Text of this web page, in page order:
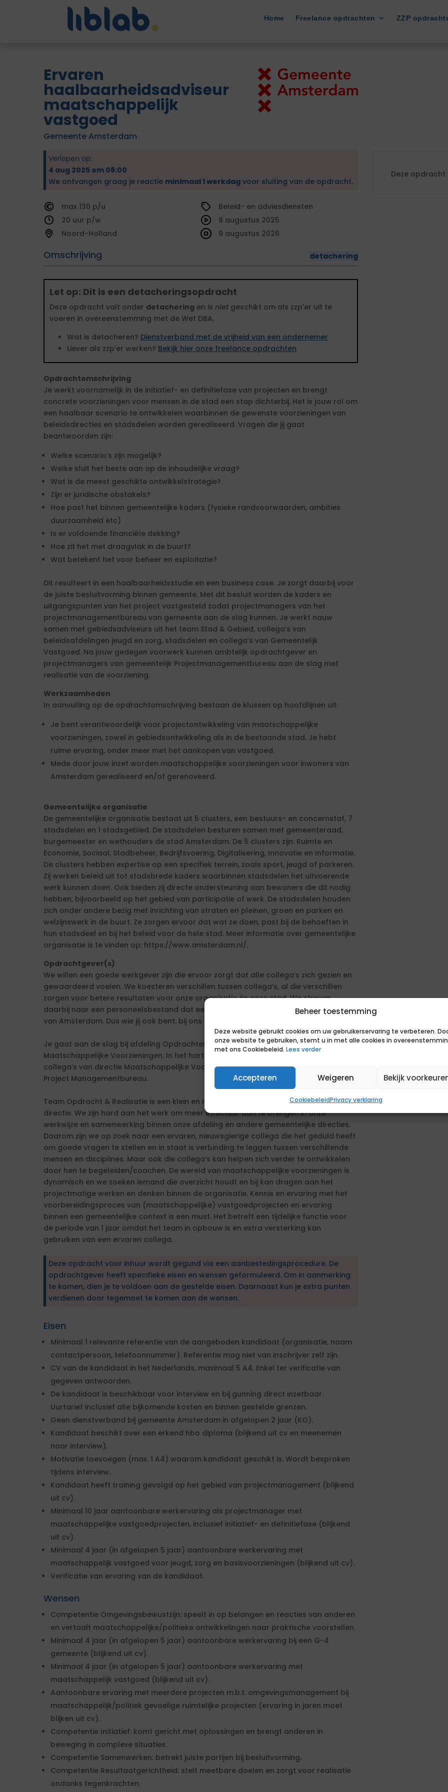
Beheer toestemming
Deze website gebruikt cookies om uw gebruikerservaring te verbeteren.
onze website te gebruiken, stemt u in met alle cookies in
met ons Cookiebeleid. Lees verder
Accepteren Weigeren Bekijk
CookiebeleidPrivacy verklaring
Home Freelance opdrachten ZZP
Ervaren
haalbaarheidsadviseur
maatschappelijk
vastgoed
Gemeente Amsterdam
Verlopen op:
4 aug 2025 om 08:00
We ontvangen graag je reactie minimaal 1 werkdag voor sluiting van de opdracht.
130
20
Noord-Holland
Beleid- en adviesdiensten
Omschrijving detachering
8 augustus 2025
9 augustus 2026
Let op: Dit is een detacheringsopdracht
Deze opdracht valt onder detachering en is niet geschikt om als zzp'er uit te
voeren in overeenstemming met de Wet DBA.
Wat is detacheren? Dienstverband met de vrijheid van een ondernemer
Liever als zzp'er werken? Bekijk hier onze freelance opdrachten
Opdrachtomschrijving
Je werkt voornamelijk in de initiatief- en definitiefase van projecten en brengt
concrete voorzieningen voor mensen in de stad een stap dichterbij. Het is jouw rol om
een haalbaar scenario te ontwikkelen waarbinnen de gewenste voorzieningen van
beleidsdirecties en stadsdelen worden gerealiseerd. Vragen die jij gaat
beantwoorden zijn:
Welke scenario’s zijn mogelijk?
Welke sluit het beste aan op de inhoudelijke vraag?
Wat is de meest geschikte ontwikkelstrategie?
Zijn er juridische obstakels?
Hoe past het binnen gemeentelijke kaders (fysieke randvoorwaarden, ambities
duurzaamheid etc)
Is er voldoende financiële dekking?
Hoe zit het met draagvlak in de buurt?
Wat betekent het voor beheer en exploitatie?
Dit resulteert in een haalbaarheidsstudie en een business case. Je zorgt daarbij voor
de juiste besluitvorming binnen gemeente. Met dit besluit worden de kaders en
uitgangspunten van het project vastgesteld zodat projectmanagers van het
projectmanagementbureau van gemeente aan de slag kunnen. Je werkt nauw
samen met gebiedsadviseurs uit het team Stad & Gebied, collega’s van
beleidsafdelingen jeugd en zorg, stadsdelen en collega’s van Gemeentelijk
Vastgoed. Na jouw gedegen voorwerk kunnen ambtelijk opdrachtgever en
projectmanagers van gemeentelijk Projectmanagementbureau aan de slag met
realisatie van de voorziening.
Werkzaamheden
In aanvulling op de opdrachtomschrijving bestaan de klussen op hoofdlijnen uit:
Je bent verantwoordelijk voor projectontwikkeling van maatschappelijke
voorzieningen, zowel in gebiedsontwikkeling als in de bestaande stad. Je hebt
ruime ervaring, onder meer met het aankopen van vastgoed.
Mede door jouw inzet worden maatschappelijke voorzieningen voor inwoners van
Amsterdam gerealiseerd en/of gerenoveerd.
Gemeentelijke organisatie
De gemeentelijke organisatie bestaat uit 5 clusters, een bestuurs- en concernstaf, 7
stadsdelen en 1 stadsgebied. De stadsdelen besturen samen met gemeenteraad,
burgemeester en wethouders de stad Amsterdam. De 5 clusters zijn: Ruimte en
Economie, Sociaal, Stadbeheer, Bedrijfsvoering, Digitalisering, Innovatie en Informatie.
De clusters hebben expertise op een specifiek terrein, zoals sport, jeugd of parkeren.
Zij werken beleid uit tot stadsbrede kaders waarbinnen stadsdelen het uitvoerende
werk kunnen doen. Ook bieden zij directe ondersteuning aan bewoners die dit nodig
hebben, bijvoorbeeld op het gebied van participatie of werk. De stadsdelen houden
zich onder andere bezig met inrichting van straten en pleinen, groen en parken en
welzijnswerk in de buurt. Ze zorgen ervoor dat wat ze doen, past bij de behoeften in
hun stadsdeel en bij het beleid voor de hele stad. Meer informatie over gemeentelijke
organisatie is te vinden op: https://www.amsterdam.nl/.
Opdrachtgever(s)
We willen een goede werkgever zijn die ervoor zorgt dat alle collega’s zich gezien en
gewaardeerd voelen. We koesteren verschillen tussen collega’s, al die verschillen
zorgen voor betere resultaten voor onze organisatie én onze stad. We streven
daarbij naar een personeelsbestand dat een afspiegeling is van beroepsbevolking
van Amsterdam. Dus wie jij ook bent: bij ons ben je van harte welkom!
Je gaat aan de slag bij afdeling Opdrachten en Realisatie, onderdeel van directie
Maatschappelijke Voorzieningen. In het hart van de stad werk je samen met bevlogen
collega’s van directie Maatschappelijke Voorzieningen, Gemeentelijk Vastgoed en het
Project Managementbureau.
Team Opdracht & Realisatie is een klein en relatief nieuw team binnen een jonge
directie. We zijn hard aan het werk om meer structuur aan te brengen in onze
werkwijze en samenwerking binnen onze afdeling en andere gemeentelijke directies.
Daarom zijn we op zoek naar een ervaren, nieuwsgierige collega die het geduld heeft
om goede vragen te stellen en in staat is verbinding te leggen tussen verschillende
mensen en disciplines. Maar ook die collega’s kan helpen zich verder te ontwikkelen
door hen te begeleiden/coachen. De wereld van maatschappelijke voorzieningen is
dynamisch en we zoeken iemand die overzicht houdt en bij kan dragen aan het
projectmatige werken en denken binnen de organisatie. Kennis en ervaring met het
voorbereidingsproces van (maatschappelijke) vastgoedprojecten en ervaring
binnen een gemeentelijke context is een must. Het betreft een tijdelijke functie voor
de periode van 1 jaar omdat het team in opbouw is en extra versterking kan
gebruiken van een ervaren collega.
Deze opdracht voor inhuur wordt gegund via een aanbestedingsprocedure. De
opdrachtgever heeft specifieke eisen en wensen geformuleerd. Om in aanmerking
te komen, dien je te voldoen aan de gestelde eisen. Daarnaast kun je extra punten
verdienen door tegemoet te komen aan de wensen.
Eisen
Minimaal 1 relevante referentie van de aangeboden kandidaat (organisatie, naam
contactpersoon, telefoonnummer). Referentie mag niet van inschrijver zelf zijn.
CV van de kandidaat in het Nederlands, maximaal 5 A4. Enkel ter verificatie van
gegeven antwoorden.
De kandidaat is beschikbaar voor interview en bij gunning direct inzetbaar.
Uurtarief inclusief alle bijkomende kosten en binnen gestelde grenzen.
Geen dienstverband bij gemeente Amsterdam in afgelopen 2 jaar (KO).
Kandidaat beschikt over een erkend hbo diploma (blijkend uit cv en meenemen
naar interview).
Motivatie toevoegen (max. 1 A4) waarom kandidaat geschikt is. Wordt besproken
tijdens interview.
Kandidaat heeft training gevolgd op het gebied van projectmanagement (blijkend
uit cv).
Minimaal 10 jaar aantoonbare werkervaring als projectmanager met
maatschappelijke vastgoedprojecten, inclusief initiatief- en definitiefase (blijkend
uit cv).
Minimaal 4 jaar (in afgelopen 5 jaar) aantoonbare werkervaring met
maatschappelijk vastgoed voor jeugd, zorg en basisvoorzieningen (blijkend uit cv).
Verificatie van ervaring van de kandidaat.
Wensen
Competentie Omgevingsbewustzijn: speelt in op belangen en reacties van anderen
en vertaalt maatschappelijke/politieke ontwikkelingen naar praktische voorstellen.
Minimaal 4 jaar (in afgelopen 5 jaar) aantoonbare werkervaring bij een G-4
gemeente (blijkend uit cv).
Minimaal 4 jaar (in afgelopen 5 jaar) aantoonbare werkervaring met
maatschappelijk vastgoed (blijkend uit cv).
Aantoonbare ervaring met meerdere projecten m.b.t. omgevingsmanagement bij
maatschappelijk/politiek gevoelige ruimtelijke projecten (ervaring in jaren moet
blijken uit cv).
Competentie Initiatief: komt gericht met oplossingen en brengt anderen in
beweging in complexe situaties.
Competentie Samenwerken: betrekt juiste partijen bij besluitvorming.
Competentie Resultaatgerichtheid: stelt meetbare doelen en zorgt voor realisatie
ondanks tegenkrachten.
Deze opdracht